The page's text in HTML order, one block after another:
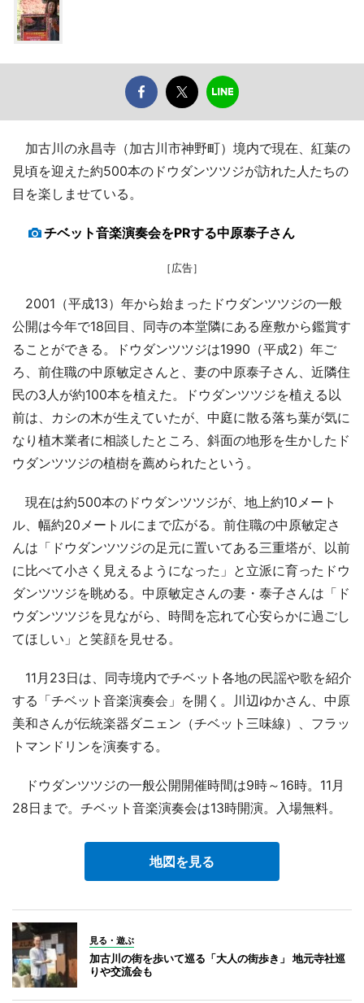
加古川の永昌寺（加古川市神野町）境内で現在、紅葉の
見頃を迎えた約500本のドウダンツツジが訪れた人たちの
目を楽しませている。
チベット音楽演奏会をPRする中原泰子さん
［広告］
2001（平成13）年から始まったドウダンツツジの一般
公開は今年で18回目、同寺の本堂隣にある座敷から鑑賞す
ることができる。ドウダンツツジは1990（平成2）年ご
ろ、前住職の中原敏定さんと、妻の中原泰子さん、近隣住
民の3人が約100本を植えた。ドウダンツツジを植える以
前は、カシの木が生えていたが、中庭に散る落ち葉が気に
なり植木業者に相談したところ、斜面の地形を生かしたド
ウダンツツジの植樹を薦められたという。
現在は約500本のドウダンツツジが、地上約10メート
ル、幅約20メートルにまで広がる。前住職の中原敏定さ
んは「ドウダンツツジの足元に置いてある三重塔が、以前
に比べて小さく見えるようになった」と立派に育ったドウ
ダンツツジを眺める。中原敏定さんの妻・泰子さんは「ド
ウダンツツジを見ながら、時間を忘れて心安らかに過ごし
てほしい」と笑顔を見せる。
11月23日は、同寺境内でチベット各地の民謡や歌を紹介
する「チベット音楽演奏会」を開く。川辺ゆかさん、中原
美和さんが伝統楽器ダニェン（チベット三味線）、フラッ
トマンドリンを演奏する。
ドウダンツツジの一般公開開催時間は9時～16時。11月
28日まで。チベット音楽演奏会は13時開演。入場無料。
地図を見る
見る・遊ぶ
加古川の街を歩いて巡る「大人の街歩き」 地元寺社巡
りや交流会も